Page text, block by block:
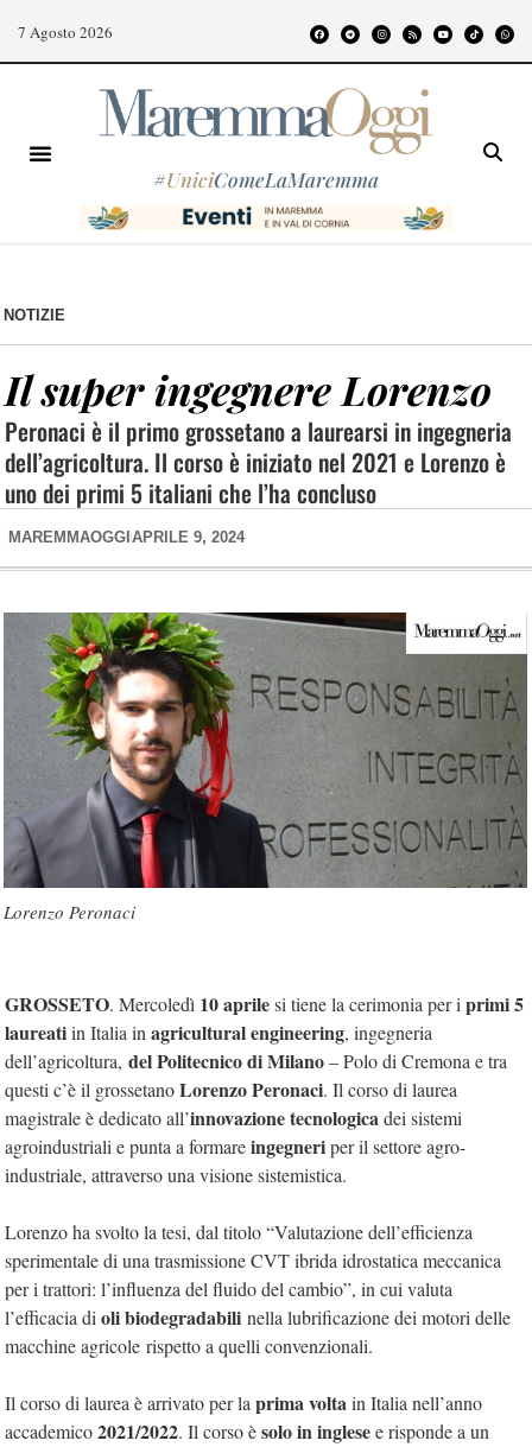
7 Agosto 2026
#UniciComeLaMaremma
NOTIZIE
Il super ingegnere Lorenzo
Peronaci è il primo grossetano a laurearsi in ingegneria
dell’agricoltura. Il corso è iniziato nel 2021 e Lorenzo è
uno dei primi 5 italiani che l’ha concluso
MAREMMAOGGI APRILE 9, 2024
Lorenzo Peronaci
GROSSETO. Mercoledì 10 aprilesi tiene la cerimonia per i primi 5
laureatiin Italia in agriculturalengineering, ingegneria
dell’agricoltura, del Politecnico di Milano– Polo di Cremona e tra
questi c’è il grossetanoLorenzo Peronaci. Il corso di laurea
magistrale è dedicato all’innovazione tecnologicadei sistemi
agroindustriali e punta a formareingegneriper il settore agro-
industriale, attraverso una visione sistemistica.
Lorenzo ha svolto la tesi, dal titolo “Valutazione dell’efficienza
sperimentale di una trasmissione CVT ibrida idrostatica meccanica
per i trattori: l’influenza del fluido del cambio”, in cui valuta
l’efficacia di oli biodegradabili nella lubrificazione dei motori delle
macchine agricole rispetto a quelli convenzionali.
Il corso di laurea è arrivato per la prima voltain Italia nell’anno
accademico2021/2022. Il corso èsolo in inglesee risponde a un